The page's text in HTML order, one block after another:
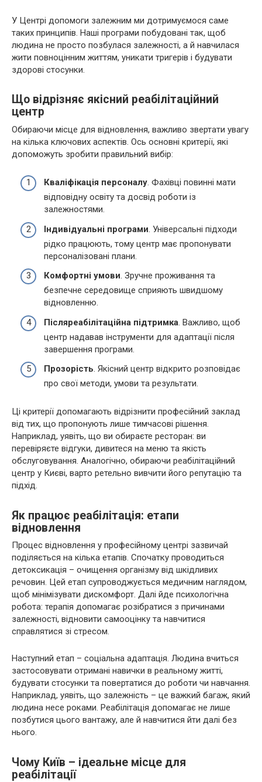
У Центрі допомоги залежним ми дотримуємося саме
таких принципів. Наші програми побудовані так, щоб
людина не просто позбулася залежності, а й навчилася
жити повноцінним життям, уникати тригерів і будувати
здорові стосунки.
Що відрізняє якісний реабілітаційний
центр
Обираючи місце для відновлення, важливо звертати увагу
на кілька ключових аспектів. Ось основні критерії, які
допоможуть зробити правильний вибір:
Кваліфікація персоналу. Фахівці повинні мати
відповідну освіту та досвід роботи із
залежностями.
Індивідуальні програми. Універсальні підходи
рідко працюють, тому центр має пропонувати
персоналізовані плани.
Комфортні умови. Зручне проживання та
безпечне середовище сприяють швидшому
відновленню.
Післяреабілітаційна підтримка. Важливо, щоб
центр надавав інструменти для адаптації після
завершення програми.
Прозорість. Якісний центр відкрито розповідає
про свої методи, умови та результати.
Ці критерії допомагають відрізнити професійний заклад
від тих, що пропонують лише тимчасові рішення.
Наприклад, уявіть, що ви обираєте ресторан: ви
перевіряєте відгуки, дивитеся на меню та якість
обслуговування. Аналогічно, обираючи реабілітаційний
центр у Києві, варто ретельно вивчити його репутацію та
підхід.
Як працює реабілітація: етапи
відновлення
Процес відновлення у професійному центрі зазвичай
поділяється на кілька етапів. Спочатку проводиться
детоксикація – очищення організму від шкідливих
речовин. Цей етап супроводжується медичним наглядом,
щоб мінімізувати дискомфорт. Далі йде психологічна
робота: терапія допомагає розібратися з причинами
залежності, відновити самооцінку та навчитися
справлятися зі стресом.
Наступний етап – соціальна адаптація. Людина вчиться
застосовувати отримані навички в реальному житті,
будувати стосунки та повертатися до роботи чи навчання.
Наприклад, уявіть, що залежність – це важкий багаж, який
людина несе роками. Реабілітація допомагає не лише
позбутися цього вантажу, але й навчитися йти далі без
нього.
Чому Київ – ідеальне місце для
реабілітації